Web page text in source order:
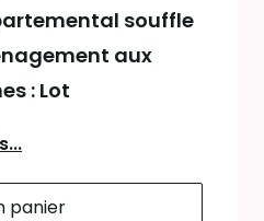
souffle
aux
: Lot
panier